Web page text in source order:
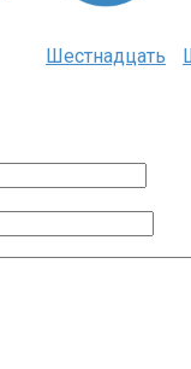
Шестнадцать